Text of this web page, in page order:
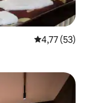
Gemiddelde
4,77 (53)